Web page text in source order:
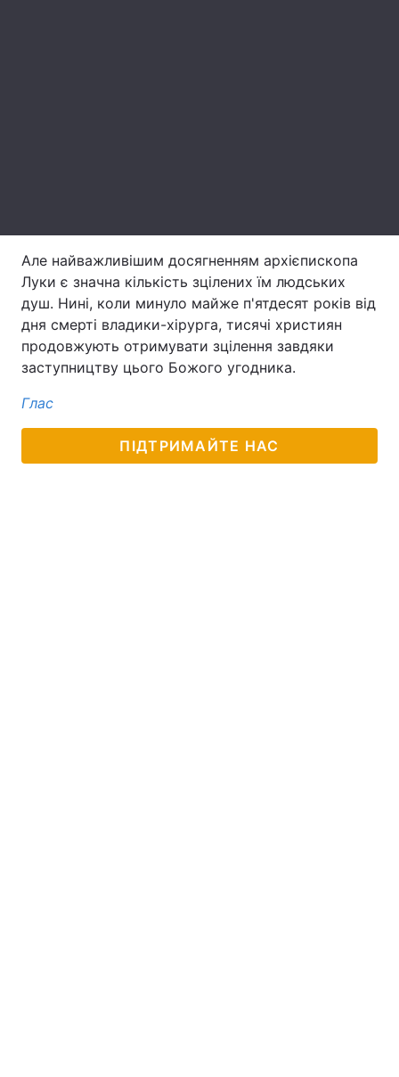
Інтерв'ю Думки
Архів Вакансії
Контакти
Послуги
Але найважливішим досягненням архієпископа
Луки є значна кількість зцілених їм людських
душ. Нині, коли минуло майже п'ятдесят років від
дня смерті владики-хірурга, тисячі християн
продовжують отримувати зцілення завдяки
заступництву цього Божого угодника.
Глас
ПІДТРИМАЙТЕ НАС